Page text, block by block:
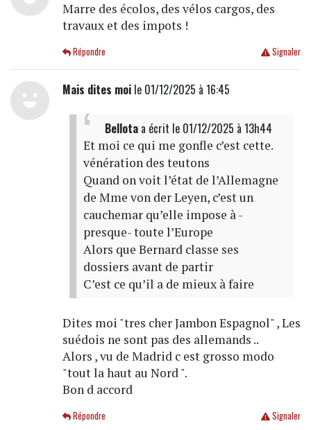
Marre des écolos, des vélos cargos, des
travaux et des impots !
Signaler
Répondre
Mais dites moile 01/12/2025 à 16:45
Bellotaa écrit le 01/12/2025 à 13h44
Et moi ce qui me gonfle c’est cette.
vénération des teutons
Quand on voit l’état de l’Allemagne
de Mme von der Leyen, c’est un
cauchemar qu’elle impose à -
presque- toute l’Europe
Alors que Bernard classe ses
dossiers avant de partir
C’est ce qu’il a de mieux à faire
Dites moi "tres cher Jambon Espagnol" , Les
suédois ne sont pas des allemands ..
Alors , vu de Madrid c est grosso modo
"tout la haut au Nord ".
Bon d accord
Signaler
Répondre